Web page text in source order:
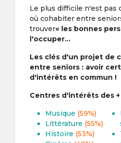
Le plus difficile n'est pas
où cohabiter entre
trouver« les bonnes
l'occuper...
Les clés d'un projet de
entre seniors : avoir
d'intérêts en commun !
Centres d'intérêts des
Musique (59%)
Littérature (55%)
Histoire (53%)